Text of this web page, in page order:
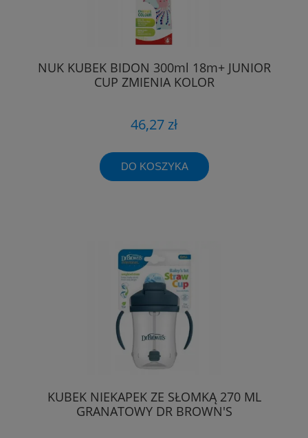
NUK KUBEK BIDON 300ml 18m+ JUNIOR
CUP ZMIENIA KOLOR
46,27 zł
DO KOSZYKA
KUBEK NIEKAPEK ZE SŁOMKĄ 270 ML
GRANATOWY DR BROWN'S